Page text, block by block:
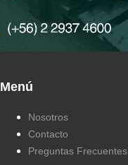
Menú
Nosotros
Contacto
Preguntas Frecuentes